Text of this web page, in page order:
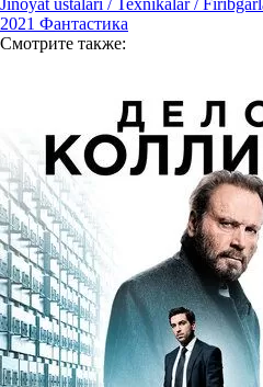
Jinoyat ustalari / Texnikalar /
2021 Фантастика
Смотрите также: